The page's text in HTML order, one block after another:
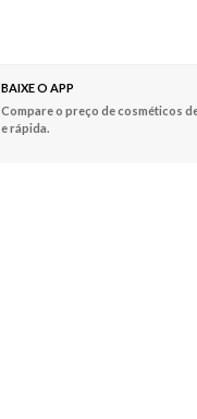
BAIXE O APP
Compare o preço de cosméticos
e rápida.